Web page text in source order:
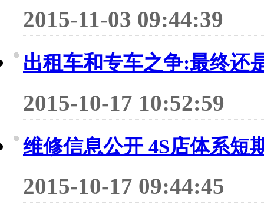
2015-11-03 09:44:39
出租车和专车之争:最终还
2015-10-17 10:52:59
维修信息公开 4S店体系短
2015-10-17 09:44:45